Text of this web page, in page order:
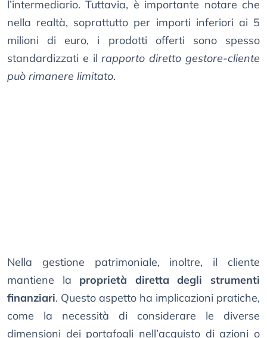
l’intermediario. Tuttavia, è importante notare che
nella realtà, soprattutto per importi inferiori ai 5
milioni di euro, i prodotti offerti sono spesso
standardizzati e ilrapporto diretto gestore-cliente
può rimanere limitato.
Nella gestione patrimoniale, inoltre, il cliente
mantiene la proprietà diretta degli strumenti
finanziari. Questo aspetto ha implicazioni pratiche,
come la necessità di considerare le diverse
dimensioni dei portafogli nell’acquisto di azioni o